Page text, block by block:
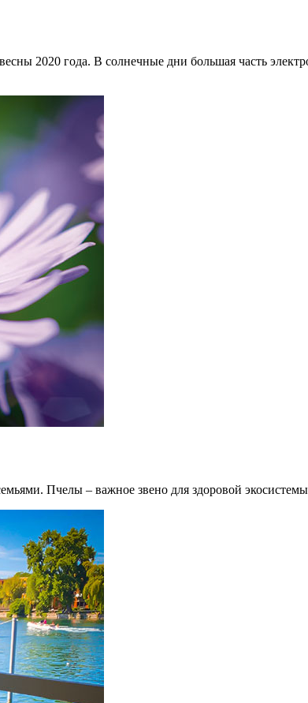
2020 года. В солнечные дни большая часть
Пчелы – важное звено для здоровой